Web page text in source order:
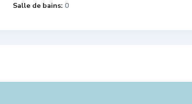
Salle de bains: 0